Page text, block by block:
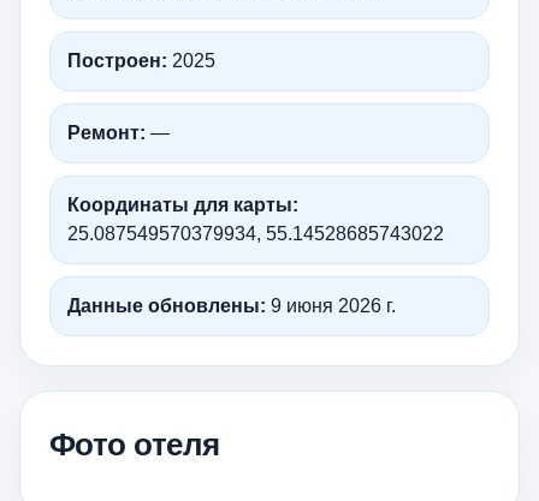
Построен: 2025
Ремонт: —
Координаты для карты:
25.087549570379934, 55.14528685743022
Данные обновлены: 9 июня 2026 г.
Фото отеля